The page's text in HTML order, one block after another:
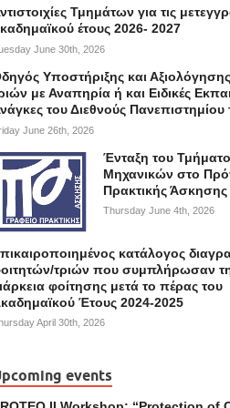
Τμημάτων για τις
έτους 2026- 2027
June 30th, 2026
Υποστήριξης και
με Αναπηρία ή και Ειδικές
του Διεθνούς Πανεπιστημίου
June 26th, 2026
Ένταξη του
Μηχανικών στο
Πρακτικής
Thursday June 4th, 2026
κατάλογος
τριών που συμπλήρωσαν
φοίτησης μετά το πέρας του
Έτους 2024-2025
April 30th, 2026
events